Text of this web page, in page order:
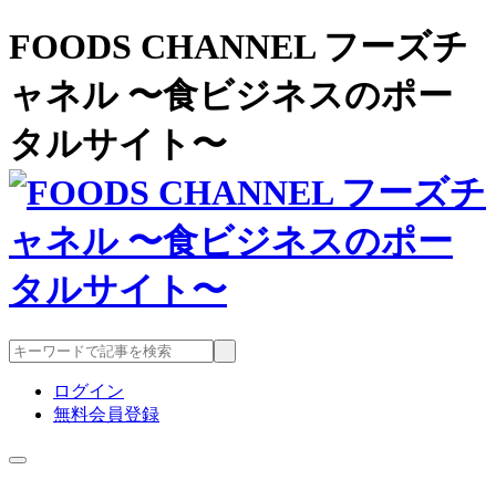
FOODS CHANNEL フーズチ
ャネル 〜食ビジネスのポー
タルサイト〜
ログイン
無料会員登録